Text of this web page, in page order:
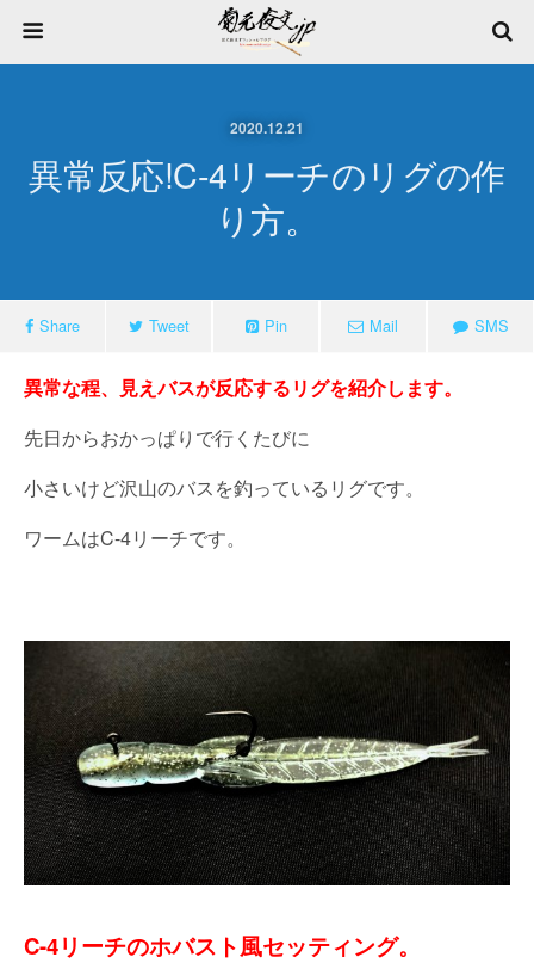
2020.12.21
異常反応!C-4リーチのリグの作
り方。
Share Tweet Pin Mail SMS
異常な程、見えバスが反応するリグを紹介します。
先日からおかっぱりで行くたびに
小さいけど沢山のバスを釣っているリグです。
ワームはC-4リーチです。
C-4リーチのホバスト風セッティング。